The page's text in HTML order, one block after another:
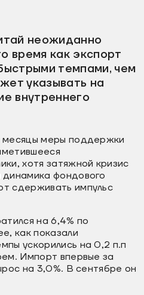
неожиданно
время как экспорт
темпами, чем
указывать на
внутреннего
месяцы меры поддержки
хотя затяжной кризис
фондового
сдерживать импульс
на 6,4% по
как показали
ускорились на 0,2 п.п
Импорт впервые за
на 3,0%. В сентябре он